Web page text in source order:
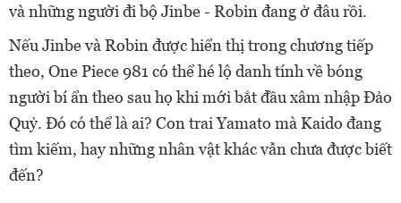
và những người đi bộ Jinbe - Robin đang ở đâu rồi.
Nếu Jinbe và Robin được hiển thị trong chương tiếp
theo, One Piece 981 có thể hé lộ danh tính về bóng
người bí ẩn theo sau họ khi mới bắt đầu xâm nhập Đảo
Quỷ. Đó có thể là ai? Con traiYamato mà Kaido đang
tìm kiếm, hay những nhân vật khác vẫn chưa được biết
đến?